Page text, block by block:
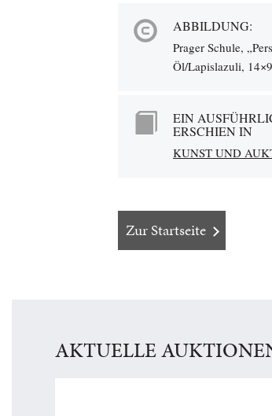
ABBILDUNG:
Prager Schule,
Öl/Lapislazuli,
EIN
ERSCHIEN IN
KUNST UND
Zur Startseite
AKTUELLE